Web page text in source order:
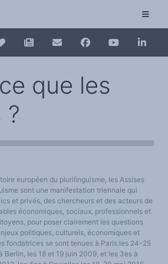
La Collection plurilinguisme sur
Les Assises européennes du
Deepseek, ChatGPT, etc.
à l'université
plurilinguisme
que les
?
européen du plurilinguisme, les Assises
sont une manifestation triennale qui
et privés, des chercheurs et des acteurs de
économiques, sociaux, professionnels et
pour poser clairement les questions
politiques, culturels, économiques et
fondatrices se sont tenues à Paris les 24-25
Berlin, les 18 et 19 juin 2009, et les 3es à